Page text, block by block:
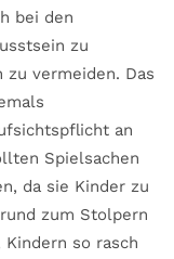
bei den
zu
vermeiden. Das
an
Spielsachen
da sie Kinder zu
zum Stolpern
so rasch